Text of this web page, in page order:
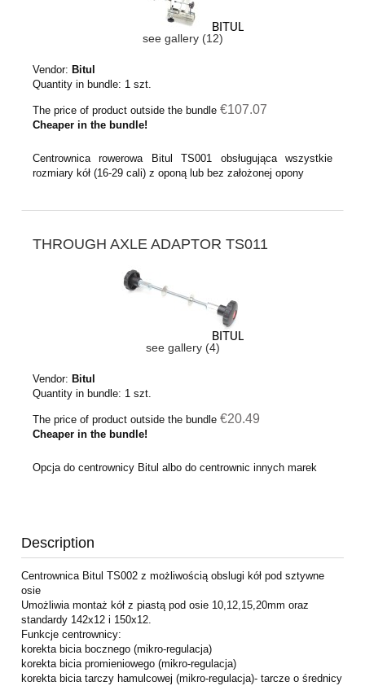
see gallery (12)
Vendor: Bitul
Quantity in bundle: 1 szt.
The price of product outside the bundle €107.07
Cheaper in the bundle!
Centrownica rowerowa Bitul TS001 obsługująca wszystkie
rozmiary kół (16-29 cali) z oponą lub bez założonej opony
THROUGH AXLE ADAPTOR TS011
see gallery (4)
Vendor: Bitul
Quantity in bundle: 1 szt.
The price of product outside the bundle €20.49
Cheaper in the bundle!
Opcja do centrownicy Bitul albo do centrownic innych marek
Description
Centrownica Bitul TS002 z możliwością obslugi kół pod sztywne
osie
Umożliwia montaż kół z piastą pod osie 10,12,15,20mm oraz
standardy 142x12 i 150x12.
Funkcje centrownicy:
korekta bicia bocznego (mikro-regulacja)
korekta bicia promieniowego (mikro-regulacja)
korekta bicia tarczy hamulcowej (mikro-regulacja)- tarcze o średnicy